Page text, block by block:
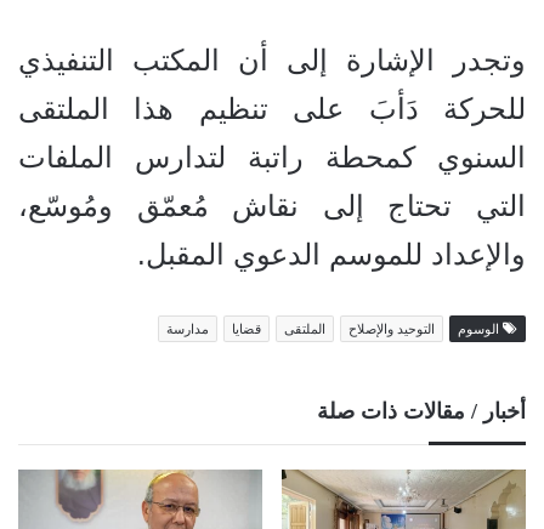
وتجدر الإشارة إلى أن المكتب التنفيذي
للحركة دَأبَ على تنظيم هذا الملتقى
السنوي كمحطة راتبة لتدارس الملفات
التي تحتاج إلى نقاش مُعمّق ومُوسّع،
والإعداد للموسم الدعوي المقبل.
الوسوم التوحيد والإصلاح الملتقى قضايا مدارسة
أخبار / مقالات ذات صلة